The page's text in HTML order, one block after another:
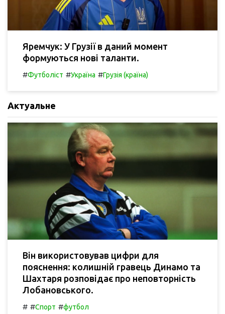
Яремчук: У Грузії в даний момент
формуються нові таланти.
#Футболіст #Україна #Грузія (країна)
Актуальне
Він використовував цифри для
пояснення: колишній гравець Динамо та
Шахтаря розповідає про неповторність
Лобановського.
# #Спорт #футбол